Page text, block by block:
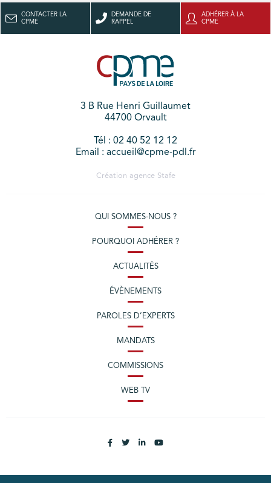
CONTACTER LA
CPME
DEMANDE DE
RAPPEL
ADHÉRER À LA
CPME
3 B Rue Henri Guillaumet
44700 Orvault
Tél : 02 40 52 12 12
Email : accueil@cpme-pdl.fr
Création agence Stafe
QUI SOMMES-NOUS ?
POURQUOI ADHÉRER ?
ACTUALITÉS
ÉVÈNEMENTS
PAROLES D’EXPERTS
MANDATS
COMMISSIONS
WEB TV